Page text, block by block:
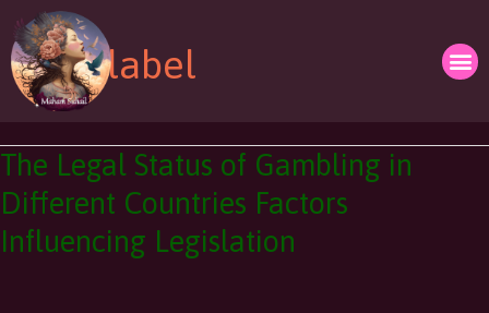
contentBetlabel
The Legal Status of Gambling in
Different Countries Factors
Influencing Legislation
The
Legal
Status
of
Gambling